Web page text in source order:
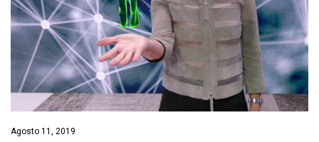
Agosto 11, 2019